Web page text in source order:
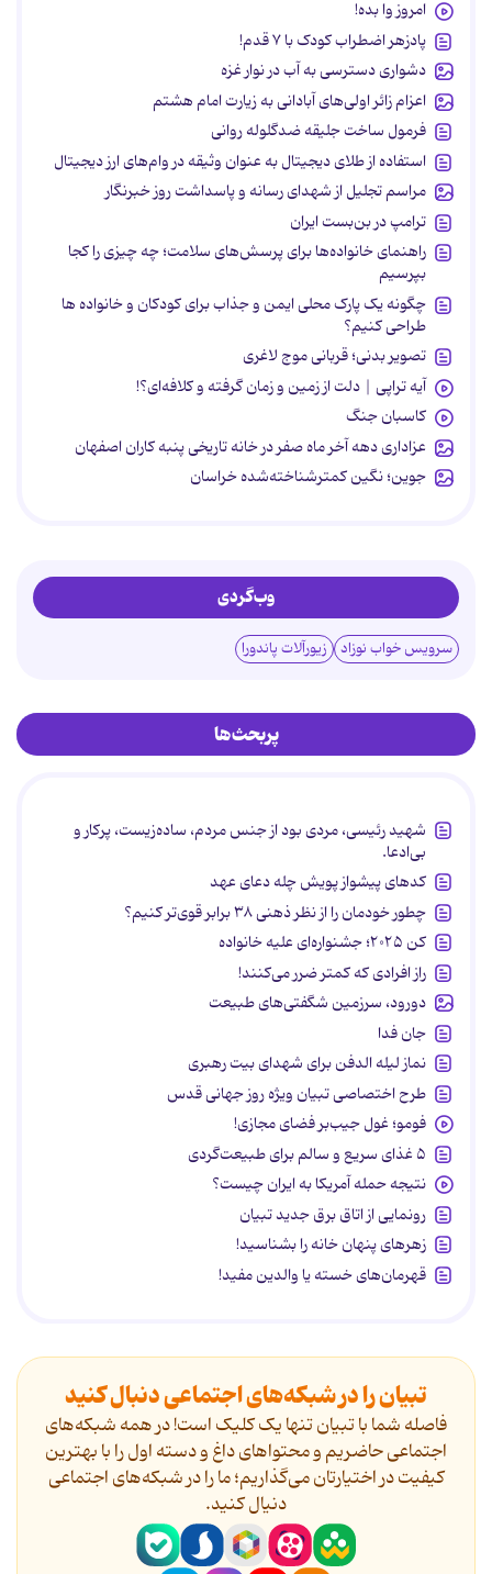
امروز وا بده!
پادزهر اضطراب کودک با ۷ قدم!
دشواری دسترسی به آب در نوار غزه
اعزام زائر اولی‌های آبادانی به زیارت امام هشتم
فرمول ساخت جلیقه ضدگلوله روانی
استفاده از طلای دیجیتال به عنوان وثیقه در وام‌های ارز دیجیتال
مراسم تجلیل از شهدای رسانه و پاسداشت روز خبرنگار
ترامپ در بن‌بست ایران
راهنمای خانواده‌ها برای پرسش‌های سلامت؛ چه چیزی را کجا
بپرسیم
چگونه یک پارک محلی ایمن و جذاب برای کودکان و خانواده ها
طراحی کنیم؟
تصویر بدنی؛ قربانی موج لاغری
آیه تراپی | دلت از زمین و زمان گرفته و کلافه‌ای؟!
کاسبان جنگ
عزاداری دهه آخر ماه صفر در خانه تاریخی پنبه کاران اصفهان
جوین؛ نگین کمترشناخته‌شده خراسان
وب‌گردی
سرویس خواب نوزاد زیورآلات پاندورا
پربحث‌ها
شهید رئیسی، مردی بود از جنس مردم، ساده‌زیست، پرکار و
بی‌ادعا.
کدهای پیشواز پویش چله دعای عهد
چطور خودمان را از نظر ذهنی ۳۸ برابر قوی‌تر کنیم؟
کن ۲۰۲۵؛ جشنواره‌ای علیه خانواده
راز افرادی که کمتر ضرر می‌کنند!
دورود، سرزمین شگفتی‌های طبیعت
جان فدا
نماز لیله الدفن برای شهدای بیت رهبری
طرح اختصاصی تبیان ویژه روز جهانی قدس
فومو؛ غول جیب‌بر فضای مجازی!
۵ غذای سریع و سالم برای طبیعت‌گردی
نتیجه حمله آمریکا به ایران چیست؟
رونمایی از اتاق برق جدید تبیان
زهرهای پنهان خانه را بشناسید!
قهرمان‌های خسته یا والدین مفید!
تبیان را در شبکه‌های اجتماعی دنبال کنید
فاصله شما با تبیان تنها یک کلیک است! در همه شبکه‌های
اجتماعی حاضریم و محتواهای داغ و دسته اول را با بهترین
کیفیت در اختیارتان می‌گذاریم؛ ما را در شبکه‌های اجتماعی
دنیال کنید.